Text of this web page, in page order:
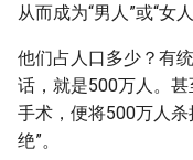
从而成为“男人”或“女人
他们占人口多少？有
话，就是500万人。
手术，便将500万人
绝”。